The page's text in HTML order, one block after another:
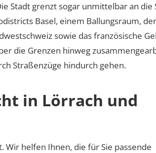
Stadt grenzt sogar unmittelbar an die
Basel, einem Ballungsraum,
sowie das französische
die Grenzen hinweg
Straßenzüge hindurch gehen.
in Lörrach und
Wir helfen Ihnen, die für Sie passende